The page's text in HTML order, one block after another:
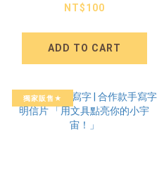
NT$100
ADD TO CART
獨家販售★